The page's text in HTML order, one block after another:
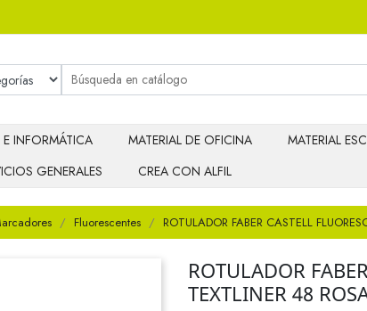
INFORMÁTICA MATERIAL DE OFICINA
MATERIAL
GENERALES CREA CON ALFIL
Fluorescentes ROTULADOR FABER CASTELL
ROTULADOR
TEXTLINER 48